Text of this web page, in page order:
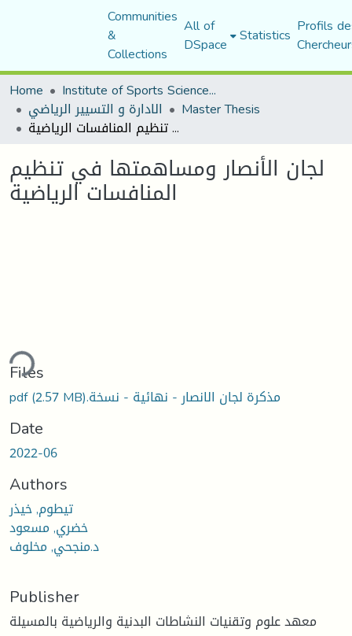
Communities
&
Collections
All of
DSpace Statistics Profils
Home
Institute of Sports Sciences and Techniques
الادارة و التسيير الرياضي Master Thesis
لجان الأنصار ومساهمتها في تنظيم المنافسات الرياضية
لجان الأنصار ومساهمتها في تنظيم
المنافسات الرياضية
Loading...
Files
‫‫مذكرة لجان الانصار - نهائية - نسخة.pdf(2.57 MB)
Date
2022-06
Authors
تيطوم, خيذر
خضري, مسعود
د.منجحي, مخلوف
Publisher
معهد علوم وتقنيات النشاطات البدنية والرياضية بالمسيلة